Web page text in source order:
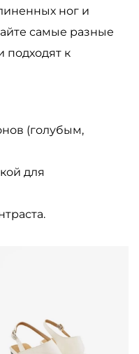
ног и
самые разные
подходят к
(голубым,
для